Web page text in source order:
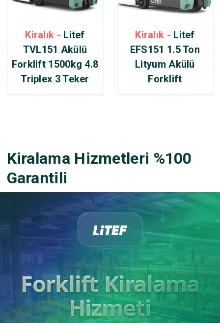
Kiralık - Litef
TVL151 Akülü
Forklift 1500kg 4.8
Triplex 3 Teker
Kiralık - Litef
EFS151 1.5 Ton
Lityum Akülü
Forklift
Kiralama Hizmetleri %100
Garantili
Forklift Kiralama
Hizmeti